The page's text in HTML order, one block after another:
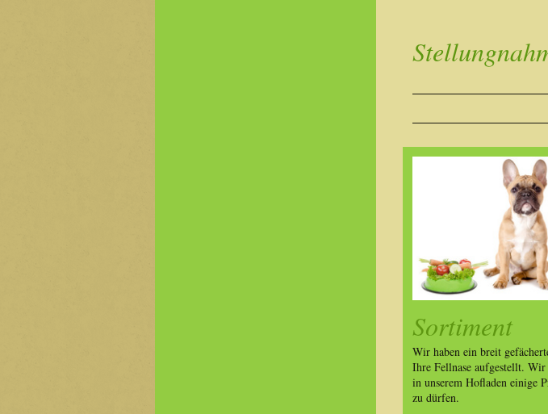
Sortiment
Wir haben ein breit
Ihre Fellnase aufgestellt.
in unserem Hofladen einige
zu dürfen.